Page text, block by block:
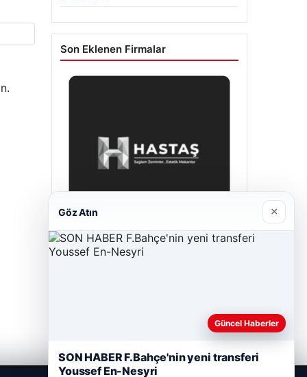
Son Eklenen Firmalar
Hastaş Beton
Göz Atın ×
Güncel Haberler
SON HABER F.Bahçe'nin yeni transferi
Youssef En-Nesyri